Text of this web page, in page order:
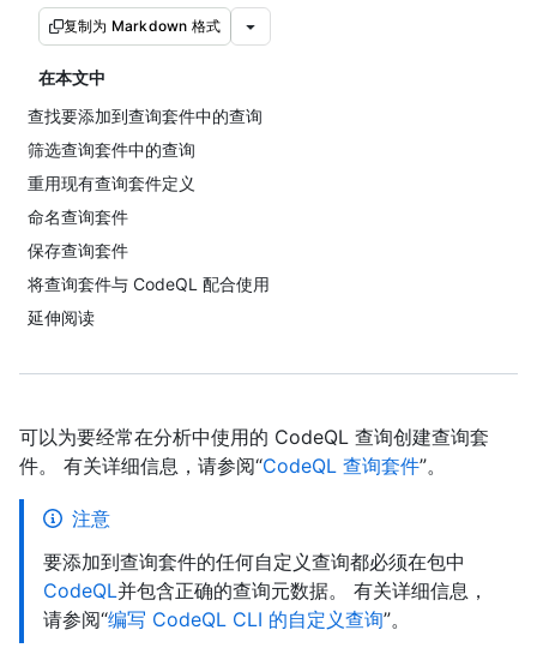
复制为 Markdown 格式
在本文中
查找要添加到查询套件中的查询
筛选查询套件中的查询
重用现有查询套件定义
命名查询套件
保存查询套件
将查询套件与 CodeQL 配合使用
延伸阅读
可以为要经常在分析中使用的 CodeQL 查询创建查询套
件。 有关详细信息，请参阅“CodeQL 查询套件”。
注意
要添加到查询套件的任何自定义查询都必须在包中
CodeQL并包含正确的查询元数据。 有关详细信息，
请参阅“编写 CodeQL CLI 的自定义查询”。